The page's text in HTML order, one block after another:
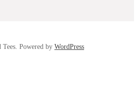
Powered by WordPress